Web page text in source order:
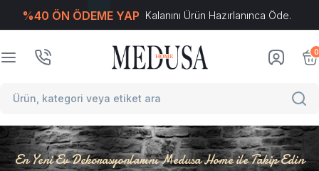
%40 ÖN ÖDEME YAP Kalanını Ürün Hazırlanınca Öde.
0
En Yeni Ev Dekorasyonlarını Medusa Home ile Takip Edin
T-Soft E-Ticaret Sistemleriyle Hazırlanmıştır.